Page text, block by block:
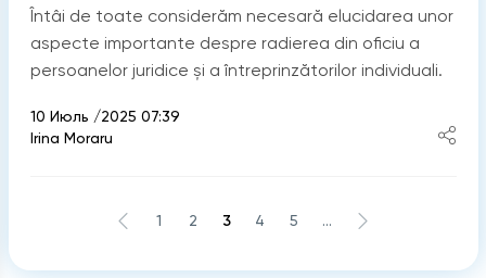
Întâi de toate considerăm necesară elucidarea unor
aspecte importante despre radierea din oficiu a
persoanelor juridice și a întreprinzătorilor individuali.
10 Июль /2025 07:39
Irina Moraru
1 2 3 4 5 ...